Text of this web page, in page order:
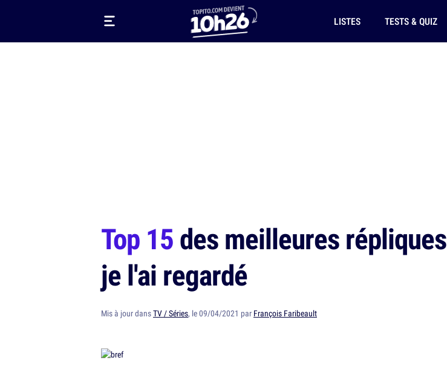
LISTES TESTS & QUIZ
Top 15des meilleures
je l'ai regardé
Mis à jour dansTV / Séries, le 09/04/2021 par François Faribeault